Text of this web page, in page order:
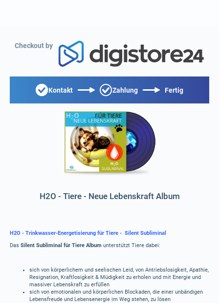
Checkout by
Kontakt Zahlung Fertig
H2O - Tiere - Neue Lebenskraft Album
H2O - Trinkwasser-Energetisierung für Tiere - Silent Subliminal
Das Silent Subliminal für Tiere Album unterstützt Tiere dabei:
sich von körperlichem und seelischen Leid, von Antriebslosigkeit, Apathie,
Resignation, Kraftlosigkeit & Müdigkeit zu erholen und mit Energie und
massiver Lebenskraft zu erfüllen
sich von emotionalen und körperlichen Blockaden, die einer unbändigen
Lebensfreude und Lebensenergie im Weg stehen, zu lösen